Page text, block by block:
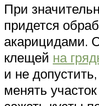
При
придется
акарицидами.
клещей на
и не
менять